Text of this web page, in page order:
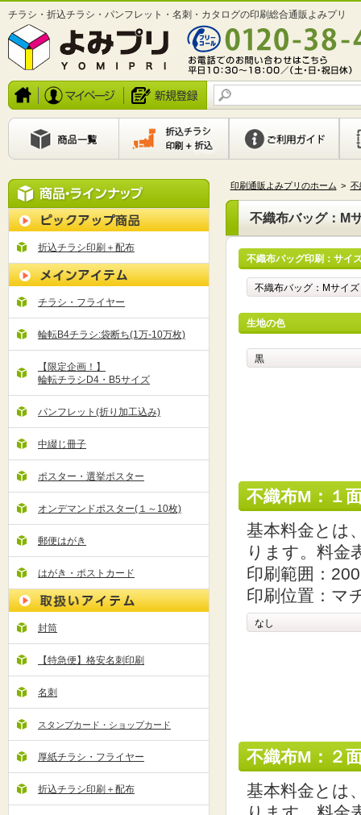
チラシ・折込チラシ・パンフレット・名刺・カタログの印刷総合通販よみプリ
印刷通販よみプリのホーム > 不
不織布バッグ：M
不織布バッグ印刷：サイ
生地の色
不織布M：１
基本料金とは
ります。料金
印刷範囲：
印刷位置：マ
不織布M：２
基本料金とは
折込チラシ印刷＋配布
チラシ・フライヤー
輪転B4チラシ:袋断ち(1万-10万枚)
【限定企画！】
輪転チラシD4・B5サイズ
パンフレット(折り加工込み)
中綴じ冊子
ポスター・選挙ポスター
オンデマンドポスター(１～10枚)
郵便はがき
はがき・ポストカード
封筒
【特急便】格安名刺印刷
名刺
スタンプカード・ショップカード
厚紙チラシ・フライヤー
折込チラシ印刷＋配布